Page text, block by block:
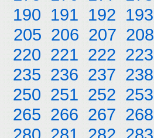
190 191 192 193
205 206 207 208
220 221 222 223
235 236 237 238
250 251 252 253
265 266 267 268